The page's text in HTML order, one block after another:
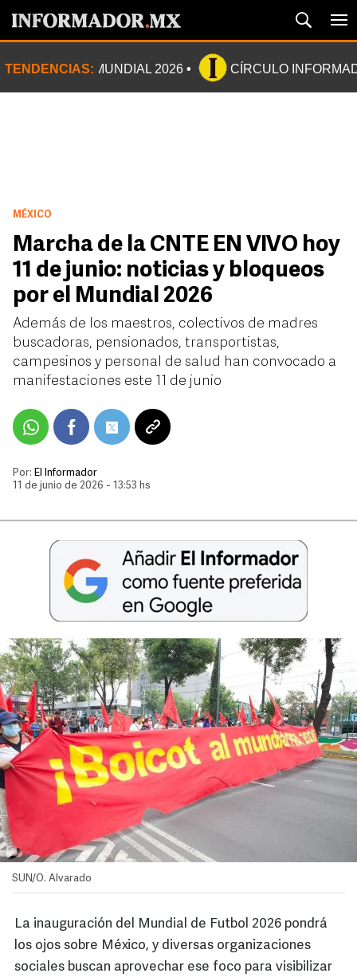
TENDENCIAS: MUNDIAL 2026 CÍRCULO
MÉXICO
Marcha de la CNTE EN VIVO hoy
11 de junio: noticias y bloqueos
por el Mundial 2026
Además de los maestros, colectivos de madres
buscadoras, pensionados, transportistas,
campesinos y personal de salud han convocado a
manifestaciones este 11 de junio
Por: El Informador
11 de junio de 2026 - 13:53 hs
SUN/O. Alvarado
La inauguración del Mundial de Futbol 2026 pondrá
los ojos sobre México, y diversas organizaciones
sociales buscan aprovechar ese foco para visibilizar